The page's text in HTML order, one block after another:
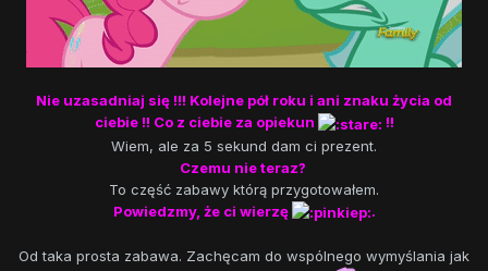
Nie uzasadniaj się !!! Kolejne pół roku i ani znaku życia od
ciebie !! Co z ciebie za opiekun
!!
Wiem, ale za 5 sekund dam ci prezent.
Czemu nie teraz?
To część zabawy którą przygotowałem.
Powiedzmy, że ci wierzę
.
Od taka prosta zabawa. Zachęcam do wspólnego wymyślania jak